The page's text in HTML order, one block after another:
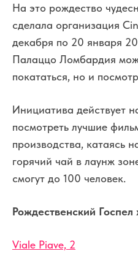
На это рождество
сделала организация
декабря по 20 января
Палаццо Ломбардия
покататься, но и
Инициатива действует
посмотреть лучшие
производства, катаясь
горячий чай в лаунж
смогут до 100 человек.
Рождественский Госпел
Viale Piave, 2